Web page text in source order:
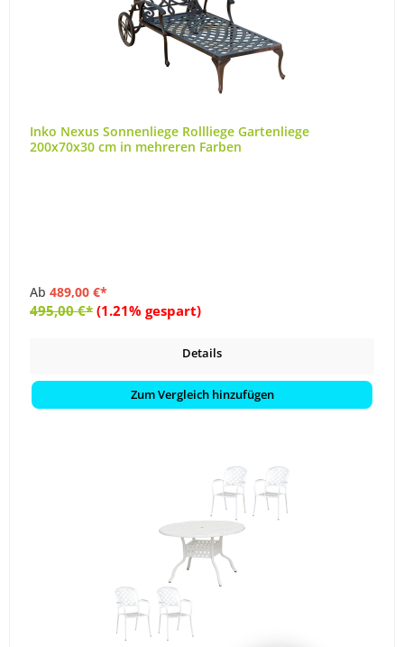
Inko Nexus Sonnenliege Rollliege Gartenliege
200x70x30 cm in mehreren Farben
Ab 489,00 €*
495,00 €* (1.21% gespart)
Details
Zum Vergleich hinzufügen